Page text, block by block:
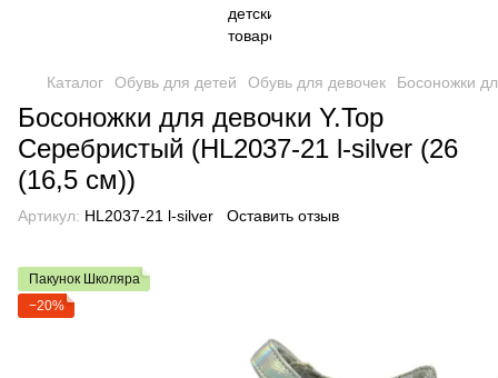
Каталог Обувь для детей Обувь для девочек Босоножки
Босоножки для девочки Y.Top
Серебристый (HL2037-21 l-silver (26
(16,5 см))
Артикул: HL2037-21 l-silver Оставить отзыв
Пакунок Школяра
−20%